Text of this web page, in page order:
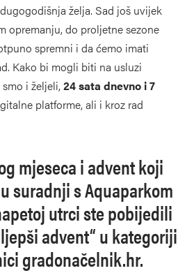
želja. Sad još uvijek
opremanju, do proljetne sezone
spremni i da ćemo imati
Kako bi mogli biti na usluzi
i željeli,24 sata dnevno i 7
platforme, ali i kroz rad
mjeseca i advent koji
suradnji s Aquaparkom
utrci ste pobijedili
advent“ u kategoriji
gradonačelnik.hr.